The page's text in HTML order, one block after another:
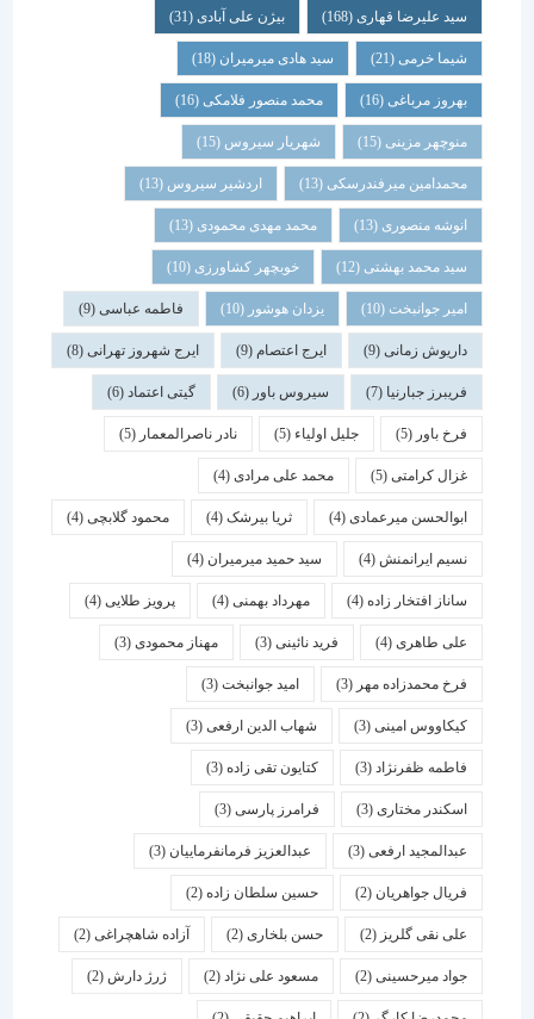
سید علیرضا قهاری(168) بیژن علی آبادی(31)
شیما خرمی(21) سید هادی میرمیران(18)
بهروز مرباغی (16) محمد منصور فلامکی (16)
منوچهر مزینی(15) شهریار سیروس(15)
محمدامین میرفندرسکی(13) اردشیر سیروس(13)
انوشه منصوری(13) محمد مهدی محمودی(13)
سید محمد بهشتی(12) خوبچهر کشاورزی(10)
امیر جوانبخت(10) یزدان هوشور(10) فاطمه عباسی(9)
داریوش زمانی(9) ایرج اعتصام(9) ایرج شهروز تهرانی(8)
فریبرز جبارنیا(7) سیروس باور(6) گیتی اعتماد(6)
فرخ باور(5) جلیل اولیاء(5) نادر ناصرالمعمار (5)
غزال کرامتی(5) محمد علی مرادی(4)
ابوالحسن میرعمادی(4) ثریا بیرشک(4) محمود گلابچی(4)
نسیم ایرانمنش(4) سید حمید میرمیران(4)
ساناز افتخار زاده(4) مهرداد بهمنی (4) پرویز طلایی(4)
علی طاهری(4) فرید نائینی(3) مهناز محمودی(3)
فرخ محمدزاده مهر(3) امید جوانبخت(3)
کیکاووس امینی(3) شهاب الدین ارفعی(3)
فاطمه ظفرنژاد(3) کتایون تقی زاده(3)
اسكندر مختاری (3) فرامرز پارسی(3)
عبدالمجید ارفعی(3) عبدالعزیز فرمانفرماییان(3)
فریال جواهریان(2) حسین سلطان زاده(2)
علی نقی گلریز(2) حسن بلخاری(2) آزاده شاهچراغی(2)
جواد میرحسینی(2) مسعود علی نژاد(2) ژرژ دارش (2)